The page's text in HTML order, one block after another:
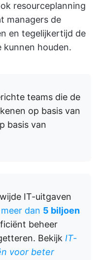
resourceplanning
managers de
en tegelijkertijd de
houden.
teams die de
op basis van
basis van
IT-uitgaven
meer dan 5 biljoen
beheer
Bekijk IT-
voor beter